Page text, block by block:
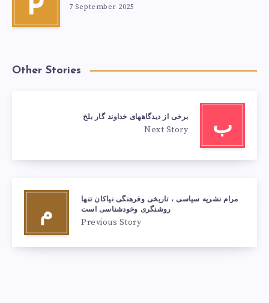
P 7 September 2025
Other Stories
ب برخی از دیدگاههای خداوند گار بلخ
Next Story
م
مرام نشریه سیاسی ، تاریخی وفرهنگی نیاکان تنها
روشنگری وخودشناسی است
Previous Story